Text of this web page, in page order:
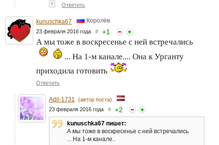
↑ Ответить
kunuschka67 Королёв
23 февраля 2016 года # +1
А мы тоже в воскресенье с ней встречались
... На 1-м канале.... Она к Урганту
приходила готовить
Ответить
Adil-1731
(автор поста)
23 февраля 2016 года # +2
kunuschka67 пишет:
А мы тоже в воскресенье с ней встречались
... На 1-м канале..